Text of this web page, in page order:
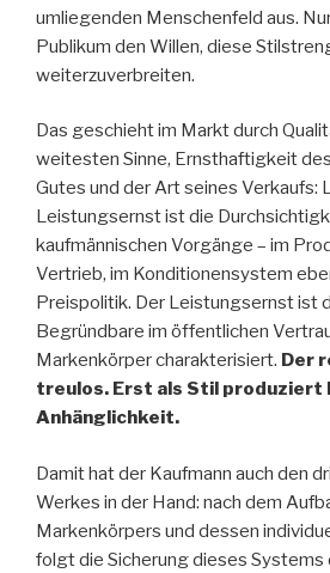
umliegenden Menschenfeld aus.
Publikum den Willen, diese
weiterzuverbreiten.
Das geschieht im Markt durch
weitesten Sinne, Ernsthaftigkeit
Gutes und der Art seines Verkaufs:
Leistungsernst ist die
kaufmännischen Vorgänge – im
Vertrieb, im Konditionensystem
Preispolitik. Der Leistungsernst ist
Begründbare im öffentlichen
Markenkörper charakterisiert. Der
treulos. Erst als Stil produziert
Anhänglichkeit.
Damit hat der Kaufmann auch den
Werkes in der Hand: nach dem
Markenkörpers und dessen
folgt die Sicherung dieses Systems